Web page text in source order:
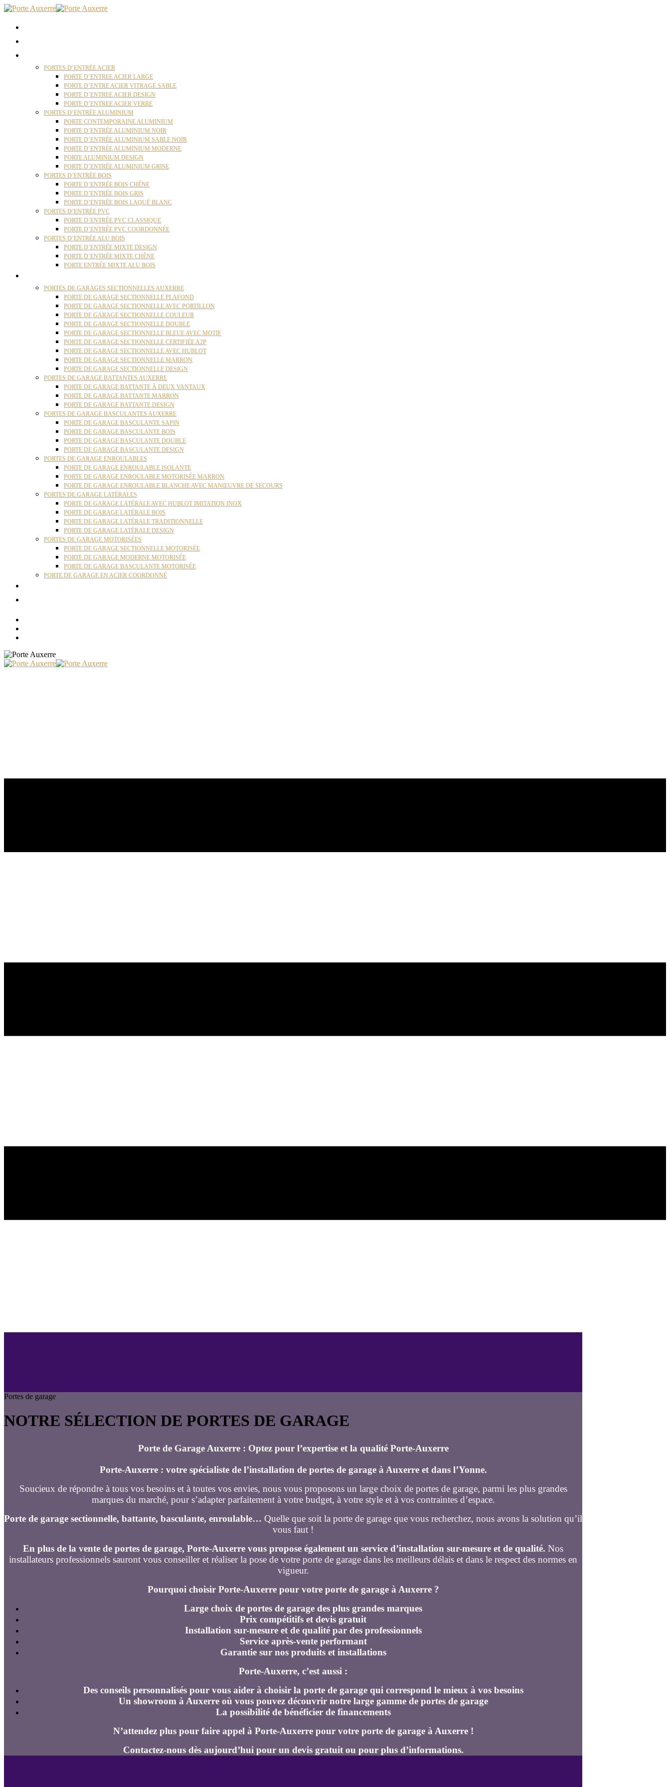
PORTES D’ENTRÉE ACIER
PORTE D’ENTREE ACIER LARGE
PORTE D’ENTRE ACIER VITRAGE SABLE
PORTE D’ENTREE ACIER DESIGN
PORTE D’ENTREE ACIER VERRE
PORTES D’ENTRÉE ALUMINIUM
PORTE CONTEMPORAINE ALUMINIUM
PORTE D’ENTRÉE ALUMINIUM NOIR
PORTE D’ENTRÉE ALUMINIUM SABLE NOIR
PORTE D’ENTRÉE ALUMINIUM MODERNE
PORTE ALUMINIUM DESIGN
PORTE D’ENTRÉE ALUMINIUM GRISE
PORTES D’ENTRÉE BOIS
PORTE D’ENTRÉE BOIS CHÊNE
PORTE D’ENTRÉE BOIS GRIS
PORTE D’ENTRÉE BOIS LAQUÉ BLANC
PORTES D’ENTRÉE PVC
PORTE D’ENTRÉE PVC CLASSIQUE
PORTE D’ENTRÉE PVC COORDONNÉE
PORTES D’ENTRÉE ALU BOIS
PORTE D’ENTRÉE MIXTE DESIGN
PORTE D’ENTRÉE MIXTE CHÊNE
PORTE ENTRÉE MIXTE ALU BOIS
PORTES DE GARAGES SECTIONNELLES AUXERRE
PORTE DE GARAGE SECTIONNELLE PLAFOND
PORTE DE GARAGE SECTIONNELLE AVEC PORTILLON
PORTE DE GARAGE SECTIONNELLE COULEUR
PORTE DE GARAGE SECTIONNELLE DOUBLE
PORTE DE GARAGE SECTIONNELLE BLEUE AVEC MOTIF
PORTE DE GARAGE SECTIONNELLE CERTIFIÉE A2P
PORTE DE GARAGE SECTIONNELLE AVEC HUBLOT
PORTE DE GARAGE SECTIONNELLE MARRON
PORTE DE GARAGE SECTIONNELLE DESIGN
PORTES DE GARAGE BATTANTES AUXERRE
PORTE DE GARAGE BATTANTE À DEUX VANTAUX
PORTE DE GARAGE BATTANTE MARRON
PORTE DE GARAGE BATTANTE DESIGN
PORTES DE GARAGE BASCULANTES AUXERRE
PORTE DE GARAGE BASCULANTE SAPIN
PORTE DE GARAGE BASCULANTE BOIS
PORTE DE GARAGE BASCULANTE DOUBLE
PORTE DE GARAGE BASCULANTE DESIGN
PORTES DE GARAGE ENROULABLES
PORTE DE GARAGE ENROULABLE ISOLANTE
PORTE DE GARAGE ENROULABLE MOTORISÉE MARRON
PORTE DE GARAGE ENROULABLE BLANCHE AVEC MANŒUVRE DE SECOURS
PORTES DE GARAGE LATÉRALES
PORTE DE GARAGE LATÉRALE AVEC HUBLOT IMITATION INOX
PORTE DE GARAGE LATÉRALE BOIS
PORTE DE GARAGE LATÉRALE TRADITIONNELLE
PORTE DE GARAGE LATÉRALE DESIGN
PORTES DE GARAGE MOTORISÉES
PORTE DE GARAGE SECTIONNELLE MOTORISÉE
PORTE DE GARAGE MODERNE MOTORISÉE
PORTE DE GARAGE BASCULANTE MOTORISÉE
PORTE DE GARAGE EN ACIER COORDONNÉ
Portes de garage
NOTRE SÉLECTION DE PORTES DE GARAGE
Porte de Garage Auxerre : Optez pour l’expertise et la qualité Porte-Auxerre
Porte-Auxerre : votre spécialiste de l’installation de portes de garage à Auxerre et dans l’Yonne.
Soucieux de répondre à tous vos besoins et à toutes vos envies, nous vous proposons un large choix de portes de garage, parmi les plus grandes
marques du marché, pour s’adapter parfaitement à votre budget, à votre style et à vos contraintes d’espace.
Porte de garage sectionnelle, battante, basculante, enroulable… Quelle que soit la porte de garage que vous recherchez, nous avons la solution qu’il
vous faut !
En plus de la vente de portes de garage, Porte-Auxerre vous propose également un service d’installation sur-mesure et de qualité. Nos
installateurs professionnels sauront vous conseiller et réaliser la pose de votre porte de garage dans les meilleurs délais et dans le respect des normes en
vigueur.
Pourquoi choisir Porte-Auxerre pour votre porte de garage à Auxerre ?
Large choix de portes de garage des plus grandes marques
Prix compétitifs et devis gratuit
Installation sur-mesure et de qualité par des professionnels
Service après-vente performant
Garantie sur nos produits et installations
Porte-Auxerre, c’est aussi :
Des conseils personnalisés pour vous aider à choisir la porte de garage qui correspond le mieux à vos besoins
Un showroom à Auxerre où vous pouvez découvrir notre large gamme de portes de garage
La possibilité de bénéficier de financements
N’attendez plus pour faire appel à Porte-Auxerre pour votre porte de garage à Auxerre !
Contactez-nous dès aujourd’hui pour un devis gratuit ou pour plus d’informations.